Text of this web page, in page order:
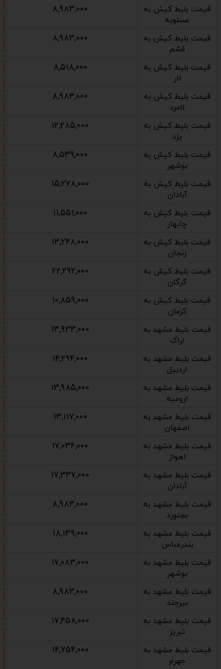
قیمت بلیط کیش به
عسلویه
۸,۹۸۳,۰۰۰
قیمت بلیط کیش به
قشم
۸,۹۸۳,۰۰۰
قیمت بلیط کیش به
لار
۸,۵۱۸,۰۰۰
قیمت بلیط کیش به
لامرد
۸,۹۸۳,۰۰۰
قیمت بلیط کیش به
یزد
۱۲,۲۸۵,۰۰۰
قیمت بلیط کیش به
بوشهر
۸,۵۳۹,۰۰۰
قیمت بلیط کیش به
آبادان
۱۵,۲۷۸,۰۰۰
قیمت بلیط کیش به
چابهار
۱۱,۵۵۱,۰۰۰
قیمت بلیط کیش به
زنجان
۱۳,۲۴۸,۰۰۰
قیمت بلیط کیش به
گرگان
۲۲,۲۹۲,۰۰۰
قیمت بلیط کیش به
کرمان
۱۰,۸۵۹,۰۰۰
قیمت بلیط مشهد به
اراک
۱۳,۹۳۳,۰۰۰
قیمت بلیط مشهد به
اردبیل
۱۴,۲۹۴,۰۰۰
قیمت بلیط مشهد به
ارومیه
۱۳,۹۸۵,۰۰۰
قیمت بلیط مشهد به
اصفهان
۱۳,۱۱۷,۰۰۰
قیمت بلیط مشهد به
اهواز
۱۷,۰۳۴,۰۰۰
قیمت بلیط مشهد به
آبادان
۱۷,۳۳۷,۰۰۰
قیمت بلیط مشهد به
بجنورد
۸,۹۸۳,۰۰۰
قیمت بلیط مشهد به
بندرعباس
۱۸,۱۳۹,۰۰۰
قیمت بلیط مشهد به
بوشهر
۱۷,۰۸۳,۰۰۰
قیمت بلیط مشهد به
بیرجند
۸,۹۸۳,۰۰۰
قیمت بلیط مشهد به
تبریز
۱۷,۴۵۸,۰۰۰
قیمت بلیط مشهد به
جهرم
۱۴,۷۵۴,۰۰۰